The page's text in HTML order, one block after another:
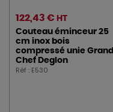
122,43 € HT
Couteau éminceur 25
cm inox bois
compressé unie Grand
Chef Deglon
Réf : E530